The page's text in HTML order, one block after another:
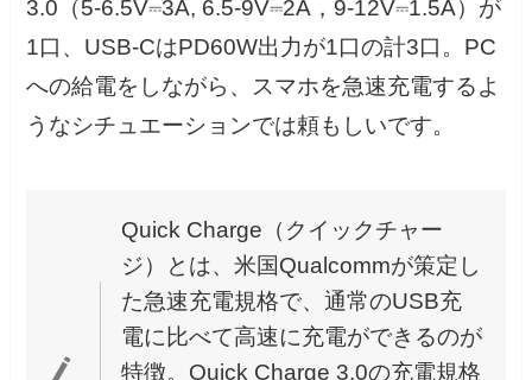
3.0（5-6.5V⎓3A, 6.5-9V⎓2A，9-12V⎓1.5A）が
1口、USB-CはPD60W出力が1口の計3口。PC
への給電をしながら、スマホを急速充電するよ
うなシチュエーションでは頼もしいです。
Quick Charge（クイックチャー
ジ）とは、米国Qualcommが策定し
た急速充電規格で、通常のUSB充
電に比べて高速に充電ができるのが
特徴。Quick Charge 3.0の充電規格